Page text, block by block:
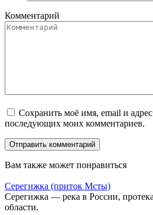
Комментарий
Сохранить моё имя, email и адрес
последующих моих комментариев.
Вам также может понравиться
Серегижка (приток Мсты)
Серегижка — река в России,
области.